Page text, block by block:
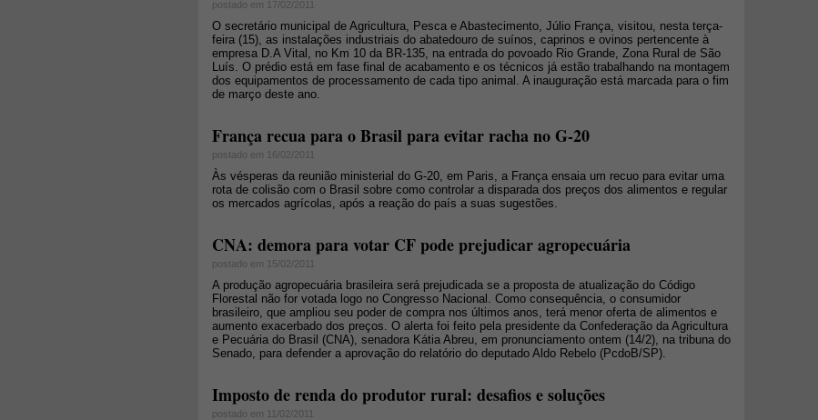
postado em 17/02/2011
O secretário municipal de Agricultura, Pesca e Abastecimento, Júlio França, visitou, nesta terça-
feira (15), as instalações industriais do abatedouro de suínos, caprinos e ovinos pertencente à
empresa D.A Vital, no Km 10 da BR-135, na entrada do povoado Rio Grande, Zona Rural de São
Luís. O prédio está em fase final de acabamento e os técnicos já estão trabalhando na montagem
dos equipamentos de processamento de cada tipo animal. A inauguração está marcada para o fim
de março deste ano.
França recua para o Brasil para evitar racha no G-20
postado em 16/02/2011
Às vésperas da reunião ministerial do G-20, em Paris, a França ensaia um recuo para evitar uma
rota de colisão com o Brasil sobre como controlar a disparada dos preços dos alimentos e regular
os mercados agrícolas, após a reação do país a suas sugestões.
CNA: demora para votar CF pode prejudicar agropecuária
postado em 15/02/2011
A produção agropecuária brasileira será prejudicada se a proposta de atualização do Código
Florestal não for votada logo no Congresso Nacional. Como consequência, o consumidor
brasileiro, que ampliou seu poder de compra nos últimos anos, terá menor oferta de alimentos e
aumento exacerbado dos preços. O alerta foi feito pela presidente da Confederação da Agricultura
e Pecuária do Brasil (CNA), senadora Kátia Abreu, em pronunciamento ontem (14/2), na tribuna do
Senado, para defender a aprovação do relatório do deputado Aldo Rebelo (PcdoB/SP).
Imposto de renda do produtor rural: desafios e soluções
postado em 11/02/2011